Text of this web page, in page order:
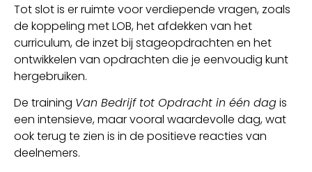
Tot slot is er ruimte voor verdiepende vragen, zoals
de koppeling met LOB, het afdekken van het
curriculum, de inzet bij stageopdrachten en het
ontwikkelen van opdrachten die je eenvoudig kunt
hergebruiken.
De training Van Bedrijf tot Opdracht in één dagis
een intensieve, maar vooral waardevolle dag, wat
ook terug te zien is in de positieve reacties van
deelnemers.